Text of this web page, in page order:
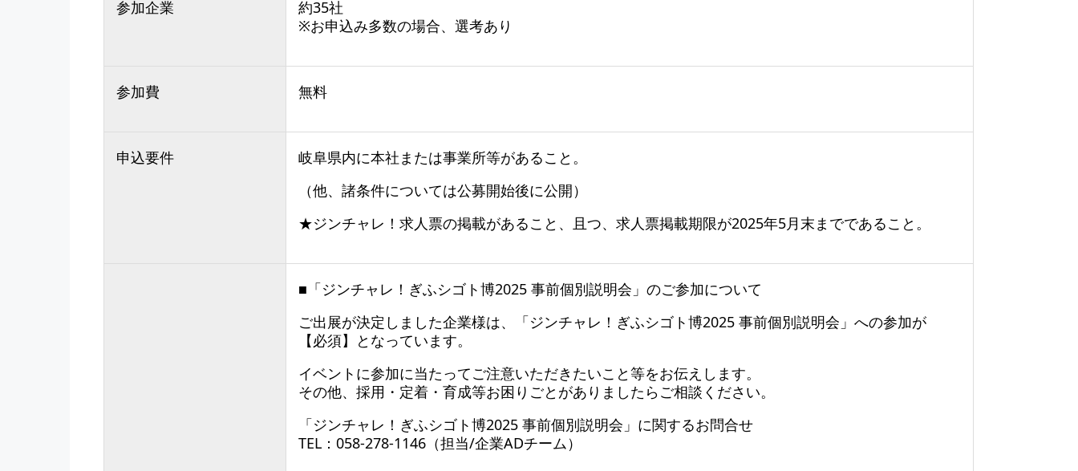
参加企業
約35社
※お申込み多数の場合、選考あり
参加費 無料
申込要件
岐阜県内に本社または事業所等があること。
（他、諸条件については公募開始後に公開）
★ジンチャレ！求人票の掲載があること、且つ、求人票掲載期限が2025年5月末までであること。
■「ジンチャレ！ぎふシゴト博2025 事前個別説明会」のご参加について
ご出展が決定しました企業様は、「ジンチャレ！ぎふシゴト博2025 事前個別説明会」への参加が
【必須】となっています。
イベントに参加に当たってご注意いただきたいこと等をお伝えします。
その他、採用・定着・育成等お困りごとがありましたらご相談ください。
「ジンチャレ！ぎふシゴト博2025 事前個別説明会」に関するお問合せ
TEL：058-278-1146（担当/企業ADチーム）